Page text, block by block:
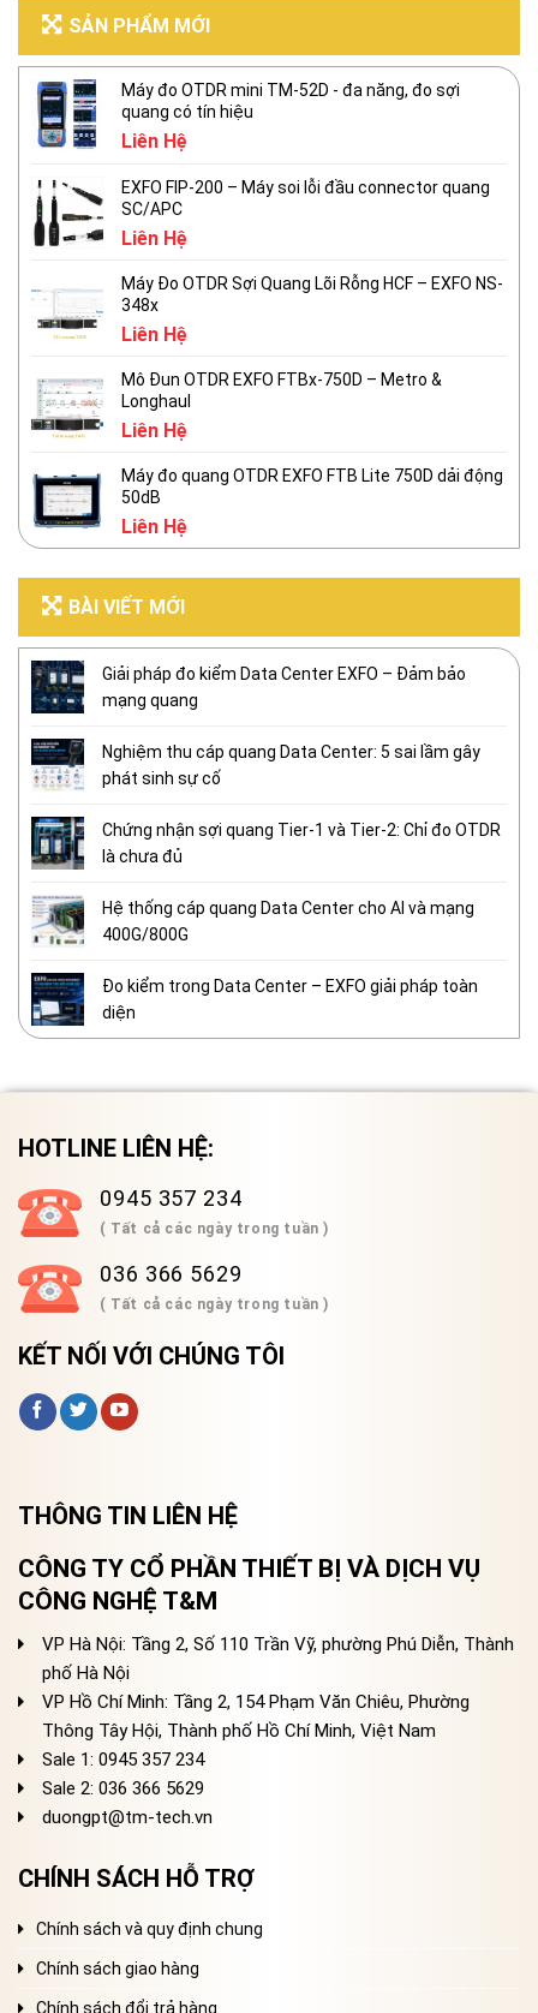
SẢN PHẨM MỚI
Máy đo OTDR mini TM-52D - đa năng, đo sợi
quang có tín hiệu
Liên Hệ
EXFO FIP-200 – Máy soi lỗi đầu connector quang
SC/APC
Liên Hệ
Máy Đo OTDR Sợi Quang Lõi Rỗng HCF – EXFO NS-
348x
Liên Hệ
Mô Đun OTDR EXFO FTBx-750D – Metro &
Longhaul
Liên Hệ
Máy đo quang OTDR EXFO FTB Lite 750D dải động
50dB
Liên Hệ
BÀI VIẾT MỚI
Giải pháp đo kiểm Data Center EXFO – Đảm bảo
mạng quang
Nghiệm thu cáp quang Data Center: 5 sai lầm gây
phát sinh sự cố
Chứng nhận sợi quang Tier-1 và Tier-2: Chỉ đo OTDR
là chưa đủ
Hệ thống cáp quang Data Center cho AI và mạng
400G/800G
Đo kiểm trong Data Center – EXFO giải pháp toàn
diện
HOTLINE LIÊN HỆ:
0945 357 234
( Tất cả các ngày trong tuần )
036 366 5629
( Tất cả các ngày trong tuần )
KẾT NỐI VỚI CHÚNG TÔI
THÔNG TIN LIÊN HỆ
CÔNG TY CỔ PHẦN THIẾT BỊ VÀ DỊCH VỤ
CÔNG NGHỆ T&M
VP Hà Nội: Tầng 2, Số 110 Trần Vỹ, phường Phú Diễn, Thành
phố Hà Nội
VP Hồ Chí Minh: Tầng 2, 154 Phạm Văn Chiêu, Phường
Thông Tây Hội, Thành phố Hồ Chí Minh, Việt Nam
Sale 1: 0945 357 234
Sale 2: 036 366 5629
duongpt@tm-tech.vn
CHÍNH SÁCH HỖ TRỢ
Chính sách và quy định chung
Chính sách giao hàng
Chính sách đổi trả hàng